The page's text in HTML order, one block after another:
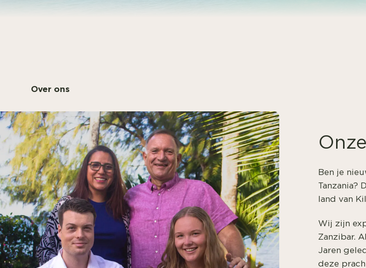
Over ons
Ben je
Tanzania?
land van
Wij zijn
Zanzibar.
Jaren
deze